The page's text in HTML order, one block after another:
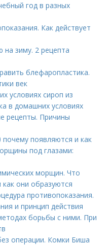
год в разных
Как действует
зиму. 2 рецепта
блефаропластика.
век
условиях сироп из
в домашних условиях
рецепты. Причины
появляются и как
под глазами:
морщин. Что
они образуются
противопоказания.
и принцип действия
борьбы с ними. При
операции. Комки Биша